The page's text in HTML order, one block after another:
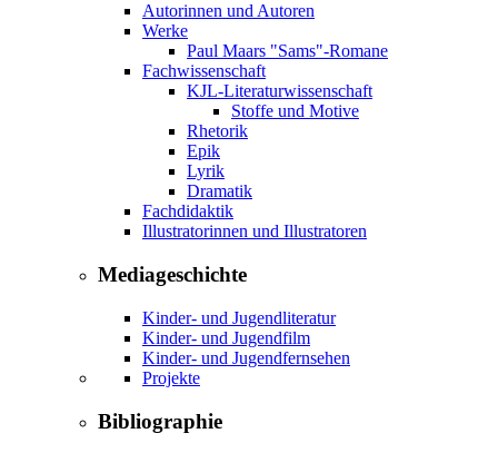
Autorinnen und Autoren
Werke
Paul Maars "Sams"-Romane
Fachwissenschaft
KJL-Literaturwissenschaft
Stoffe und Motive
Rhetorik
Epik
Lyrik
Dramatik
Fachdidaktik
Illustratorinnen und Illustratoren
Mediageschichte
Kinder- und Jugendliteratur
Kinder- und Jugendfilm
Kinder- und Jugendfernsehen
Projekte
Bibliographie